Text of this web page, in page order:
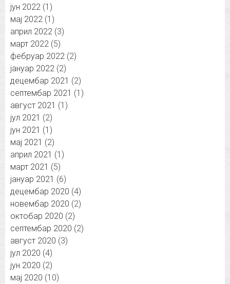
јун 2022 (1)
мај 2022 (1)
април 2022 (3)
март 2022 (5)
фебруар 2022 (2)
јануар 2022 (2)
децембар 2021 (2)
септембар 2021 (1)
август 2021 (1)
јул 2021 (2)
јун 2021 (1)
мај 2021 (2)
април 2021 (1)
март 2021 (5)
јануар 2021 (6)
децембар 2020 (4)
новембар 2020 (2)
октобар 2020 (2)
септембар 2020 (2)
август 2020 (3)
јул 2020 (4)
јун 2020 (2)
мај 2020 (10)